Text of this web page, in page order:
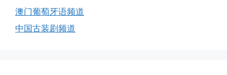
澳门葡萄牙语频道
中国古装剧频道